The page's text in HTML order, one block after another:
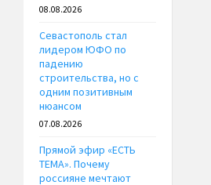
08.08.2026
Севастополь стал
лидером ЮФО по
падению
строительства, но с
одним позитивным
нюансом
07.08.2026
Прямой эфир «ЕСТЬ
ТЕМА». Почему
россияне мечтают